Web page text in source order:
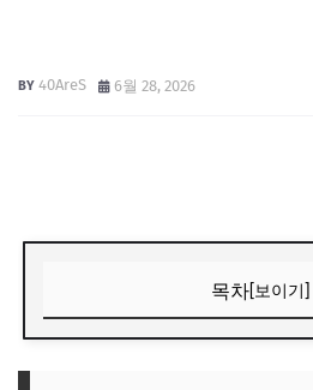
40AreS 6월 28, 2026
목차[보이기]